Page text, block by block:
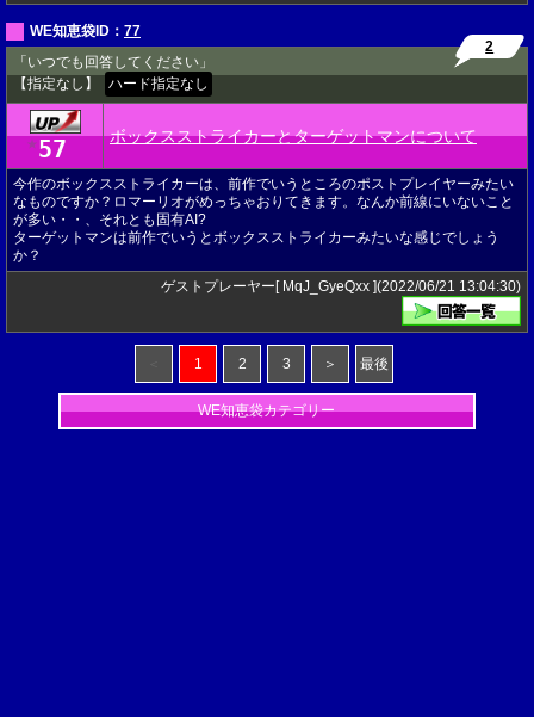
WE知恵袋ID： 77
「いつでも回答してください」
【指定なし】
ハード指定なし
2
★ 57 ボックスストライカーとターゲットマンについて
今作のボックスストライカーは、前作でいうところのポストプレイヤーみたい
なものですか？ロマーリオがめっちゃおりてきます。なんか前線にいないこと
が多い・・、それとも固有AI?
ターゲットマンは前作でいうとボックスストライカーみたいな感じでしょう
か？
ゲストプレーヤー[ MqJ_GyeQxx ](2022/06/21 13:04:30)
1 2 3 ＞ 最後
WE知恵袋カテゴリー